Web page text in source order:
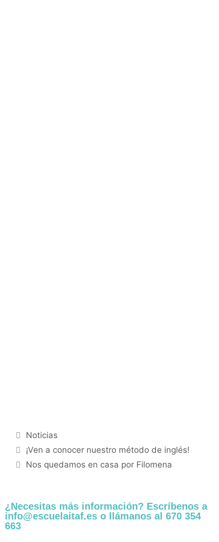
Noticias
¡Ven a conocer nuestro método de inglés!
Nos quedamos en casa por Filomena
¿Necesitas más información? Escríbenos a
info@escuelaitaf.es o llámanos al 670 354
663